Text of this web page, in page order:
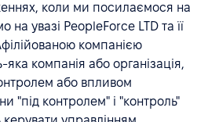
коли ми посилаємося на
увазі PeopleForce LTD та її
компанією
яка компанія або організація,
або впливом
"під контролем" і "контроль"